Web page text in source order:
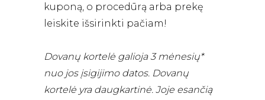
kuponą, o procedūrą arba prekę
leiskite išsirinkti pačiam!
Dovanų kortelė galioja 3 mėnesių*
nuo jos įsigijimo datos. Dovanų
kortelė yra daugkartinė. Joje esančią